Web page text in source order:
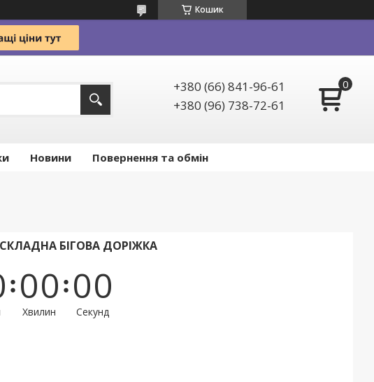
Кошик
+380 (66) 841-96-61
+380 (96) 738-72-61
Новини Повернення та обмін
СКЛАДНА БІГОВА ДОРІЖКА
00
Хвилин
00
Секунд